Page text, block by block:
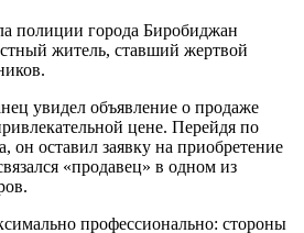
полиции города Биробиджан
житель, ставший жертвой
увидел объявление о продаже
цене. Перейдя по
он оставил заявку на приобретение
«продавец» в одном из
профессионально: стороны